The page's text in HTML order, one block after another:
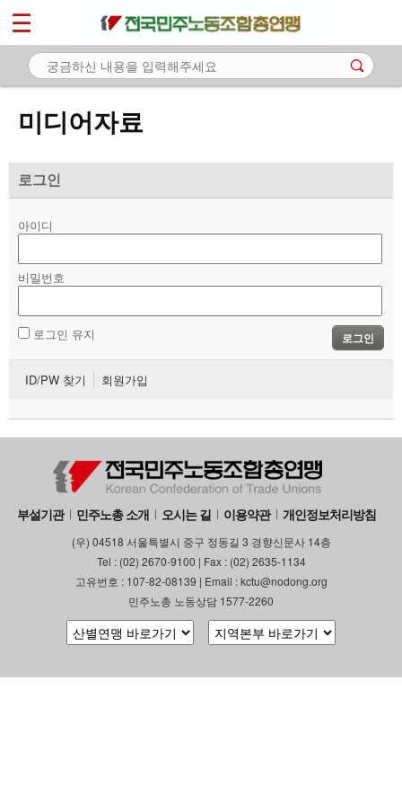
미디어자료
로그인
아이디
비밀번호
로그인 유지 로그인
ID/PW 찾기 회원가입
부설기관 민주노총 소개 오시는 길 이용약관 개인정보처리방침
(우) 04518 서울특별시 중구 정동길 3 경향신문사 14층
Tel : (02) 2670-9100 | Fax : (02) 2635-1134
고유번호 : 107-82-08139 | Email : kctu@nodong.org
민주노총 노동상담 1577-2260
마이페이지
소개
노동상담
자료
- 미디어자료
- 카드뉴스
부설기관